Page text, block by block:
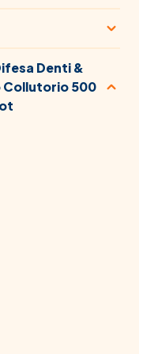
Denti &
Collutorio 500